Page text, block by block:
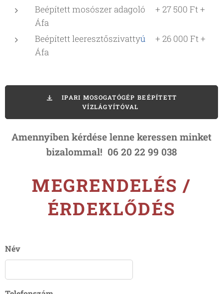
Beépített mosószer adagoló + 27 500 Ft +
Áfa
Beépített leeresztőszivattyú
+ 26 000 Ft +
Áfa
IPARI MOSOGATÓGÉP BEÉPÍTETT
VÍZLÁGYÍTÓVAL
Amennyiben kérdése lenne keressen minket
bizalommal! 06 20 22 99 038
MEGRENDELÉS /
ÉRDEKLŐDÉS
Név